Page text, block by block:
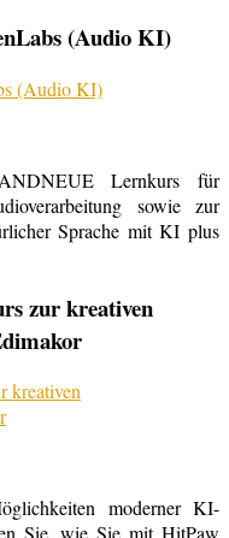
(Audio KI)
Lernkurs für
sowie zur
Sprache mit KI plus
zur kreativen
moderner KI-